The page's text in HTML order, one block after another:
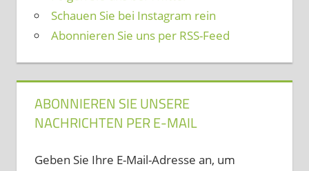
Schauen Sie bei Instagram rein
Abonnieren Sie uns per RSS-Feed
ABONNIEREN SIE UNSERE
NACHRICHTEN PER E-MAIL
Geben Sie Ihre E-Mail-Adresse an, um